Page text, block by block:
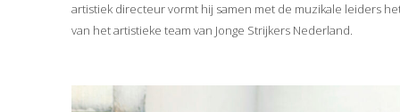
artistiek directeur vormt hij samen met de muzikale leiders
van het artistieke team van Jonge Strijkers Nederland.